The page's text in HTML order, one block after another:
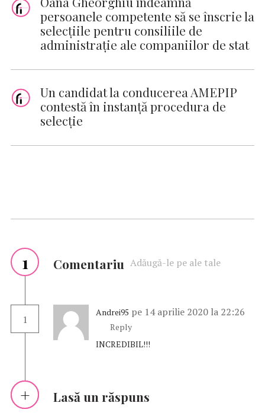
persoanele competente să se înscrie la
selecţiile pentru consiliile de
administraţie ale companiilor de stat
Un candidat la conducerea AMEPIP
contestă în instanță procedura de
selecție
1 Comentariu Adăugă-le pe ale tale
1
Andrei95 pe 14 aprilie 2020 la 22:26
Reply
INCREDIBIL!!!
Lasă un răspuns